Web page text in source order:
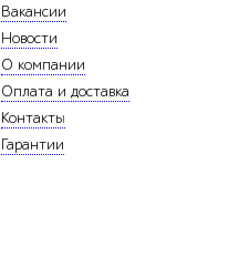
Вакансии
Новости
О компании
Оплата и доставка
Контакты
Гарантии